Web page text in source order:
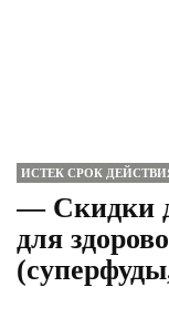
ИСТЕК СРОК
— Скидки
для